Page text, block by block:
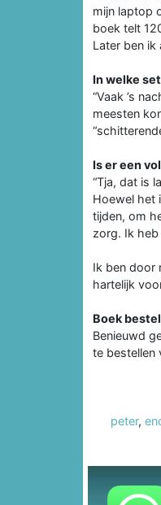
mijn laptop
boek telt
Later ben ik
In welke
“Vaak ’s
meesten
Is er een
“Tja, dat is
Hoewel het
tijden, om
zorg. Ik
Ik ben door
hartelijk
Boek
Benieuwd
te bestellen
peter,